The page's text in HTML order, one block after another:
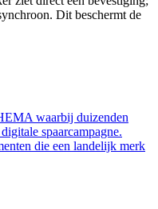
Dit beschermt de
waarbij duizenden
spaarcampagne.
die een landelijk merk